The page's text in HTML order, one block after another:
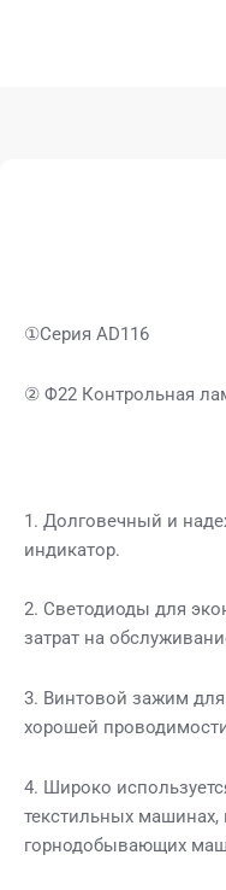
①Серия AD116
② Φ22 Контрольная
1. Долговечный и
индикатор.
2. Светодиоды для
затрат на
3. Винтовой зажим
хорошей
4. Широко
текстильных машинах,
горнодобывающих